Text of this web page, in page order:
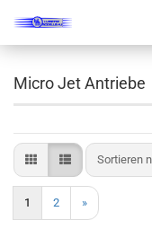
Micro Jet Antriebe
Sortieren
Sortieren
1 2 »